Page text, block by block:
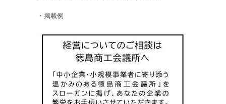
・掲載例